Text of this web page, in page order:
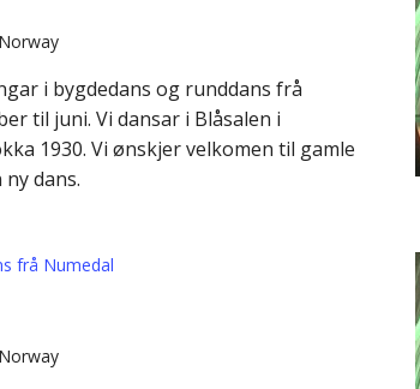
i bygdedans og runddans frå
til juni. Vi dansar i Blåsalen i
1930. Vi ønskjer velkomen til gamle
dans.
frå Numedal